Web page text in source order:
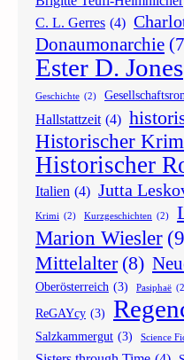
C. L. Gerres (4)
Donaumonarchie
Ester D. Jones
Geschichte (2)
Hallstattzeit (4)
Historischer
Historischer
Italien (4) Jutta
Krimi (2) Kurzgeschichten (2)
Marion Wiesler
Mittelalter (8)
Oberösterreich (3) Pasiphaë
ReGAYcy (3)
Salzkammergut (3) Science